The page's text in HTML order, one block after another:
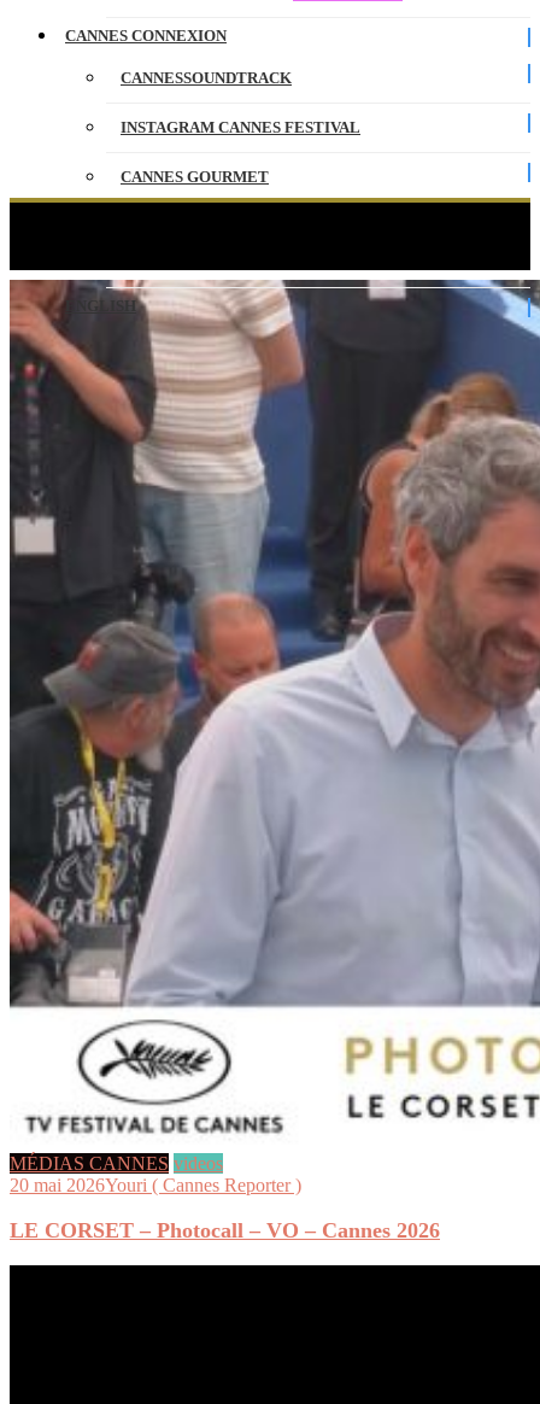
CANNES CONNEXION
CANNESSOUNDTRACK
INSTAGRAM CANNES FESTIVAL
CANNES GOURMET
ENGLISH
MÉDIAS CANNES videos
20 mai 2026Youri ( Cannes Reporter )
LE CORSET – Photocall – VO – Cannes 2026